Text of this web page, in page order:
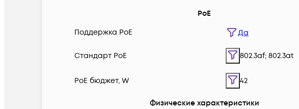
PoE
Поддержка PoE
Да
Cтандарт PoE 802.3af; 802.3at
PoE бюджет, W 42
Физические характеристики